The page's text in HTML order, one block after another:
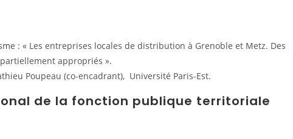
: « Les entreprises locales de distribution à Grenoble et Metz. Des
appropriés ».
Poupeau (co-encadrant), Université Paris-Est.
de la fonction publique territoriale